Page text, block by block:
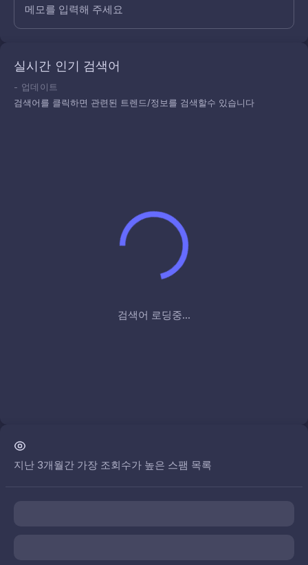
메모를 입력해 주세요
실시간 인기 검색어
- 업데이트
검색어를 클릭하면 관련된 트렌드/정보를 검색할수 있습니다
검색어 로딩중...
지난 3개월간 가장 조회수가 높은 스팸 목록